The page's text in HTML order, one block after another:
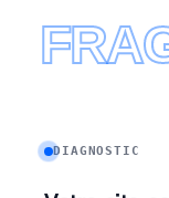
DIAGNOSTIC